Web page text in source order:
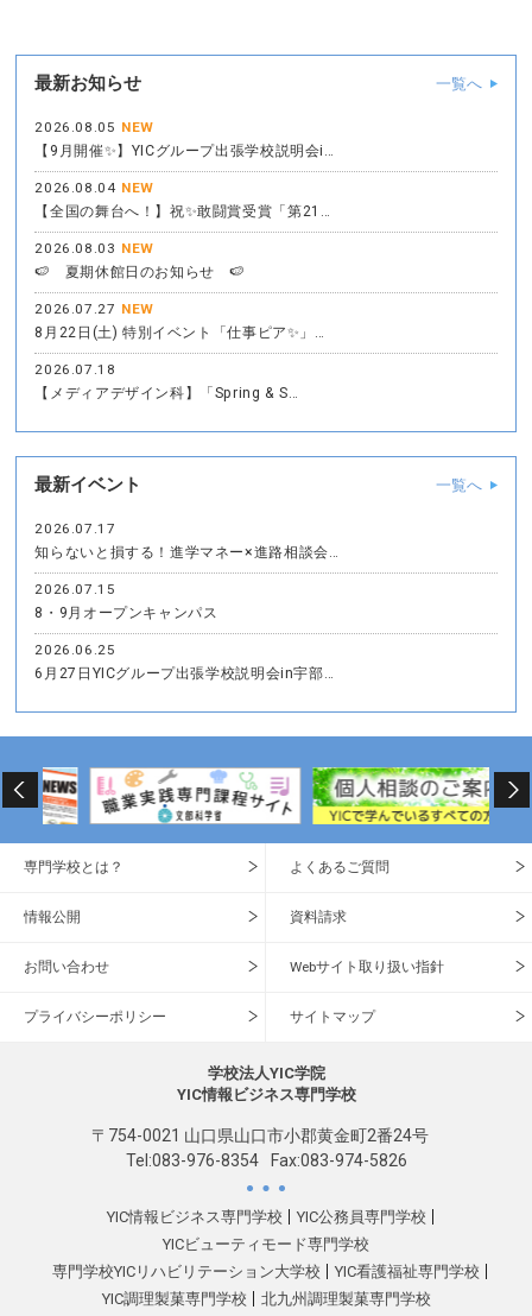
最新お知らせ 一覧へ
2026.08.05 NEW
【9月開催✨】YICグループ出張学校説明会i…
2026.08.04 NEW
【全国の舞台へ！】祝✨敢闘賞受賞「第21…
2026.08.03 NEW
🍉 夏期休館日のお知らせ 🍉
2026.07.27 NEW
8月22日(土) 特別イベント「仕事ピア✨」…
2026.07.18
【メディアデザイン科】「Spring & S…
最新イベント 一覧へ
2026.07.17
知らないと損する！進学マネー×進路相談会…
2026.07.15
8・9月オープンキャンパス
2026.06.25
6月27日YICグループ出張学校説明会in宇部…
専門学校とは？ よくあるご質問
情報公開 資料請求
お問い合わせ Webサイト取り扱い指針
プライバシーポリシー サイトマップ
学校法人YIC学院
YIC情報ビジネス専門学校
〒754-0021 山口県山口市小郡黄金町2番24号
Tel:083-976-8354 Fax:083-974-5826
YIC情報ビジネス専門学校
YIC公務員専門学校
YICビューティモード専門学校
専門学校YICリハビリテーション大学校
YIC看護福祉専門学校
YIC調理製菓専門学校
北九州調理製菓専門学校